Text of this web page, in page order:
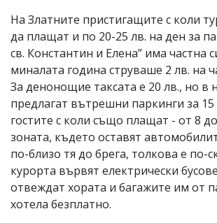
На Златните пристигащите с коли
да плащат и по 20-25 лв. на ден за
св. Константин и Елена” има частна
миналата година струваше 2 лв. на
За денонощие таксата е 20 лв., но в
предлагат вътрешни паркинги за 15
гостите с коли също плащат - от 8
зоната, където оставят
по-близо тя до брега, толкова е по-
курорта вървят електрически
отвеждат хората и багажите им от
хотела безплатно.